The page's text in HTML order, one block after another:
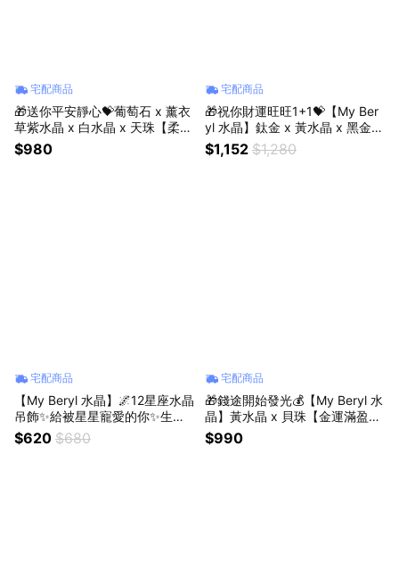
宅配商品
🎁送你平安靜心💝葡萄石 x 薰衣
草紫水晶 x 白水晶 x 天珠【柔紫
靜心・天珠守護】水晶手鍊 #情
緒安定 #能量淨化 #平安守護 #
$980
宅配商品
🎁祝你財運旺旺1+1💝【My Ber
yl 水晶】鈦金 x 黃水晶 x 黑金超
【金曜財域．豐盛序曲】水晶手
鍊+迷你水晶小樹(隨機贈) ｜開
$1,152 $1,280
宅配商品
【My Beryl 水晶】🌌12星座水晶
吊飾✨給被星星寵愛的你✨生日
快樂．7月星座．8月星座．獅子
座
$620 $680
宅配商品
🎁錢途開始發光💰【My Beryl 水
晶】黃水晶 x 貝珠【金運滿盈・
珠圓納福】水晶手鍊 #財運提升
#富足好運 #開運納福 #生日禮
$990